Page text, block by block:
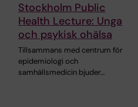
Stockholm Public
Health Lecture: Unga
och psykisk ohälsa
Tillsammans med centrum för
epidemiologi och
samhällsmedicin bjuder…